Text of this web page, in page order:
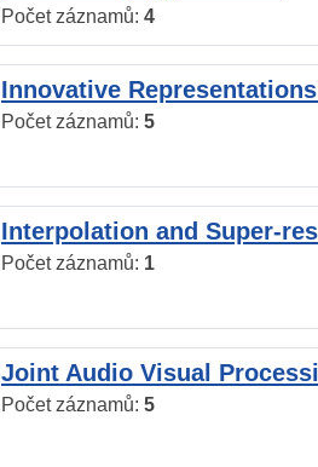
Počet záznamů: 4
Innovative
Počet záznamů: 5
Interpolation and Super-
Počet záznamů: 1
Joint Audio Visual
Počet záznamů: 5